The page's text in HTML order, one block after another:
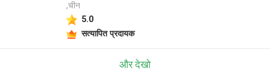
,चीन
5.0
सत्यापित प्रदायक
और देखो